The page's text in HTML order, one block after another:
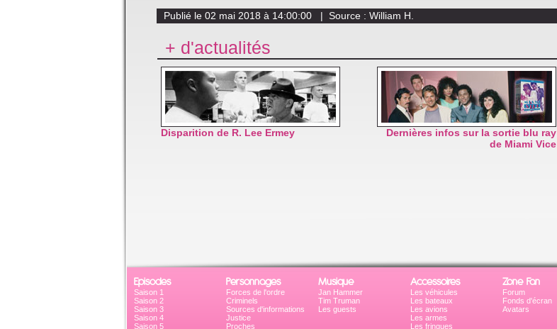
Publié le 02 mai 2018 à 14:00:00 | Source : William H.
+ d'actualités
Disparition de R. Lee Ermey
Dernières infos sur la sortie blu ray
de Miami Vice
Episodes
Saison 1
Saison 2
Saison 3
Saison 4
Saison 5
Personnages
Forces de l'ordre
Criminels
Sources d'informations
Justice
Proches
Musique
Jan Hammer
Tim Truman
Les guests
Accessoires
Les véhicules
Les bateaux
Les avions
Les armes
Les fringues
Zone Fan
Forum
Fonds d'écran
Avatars